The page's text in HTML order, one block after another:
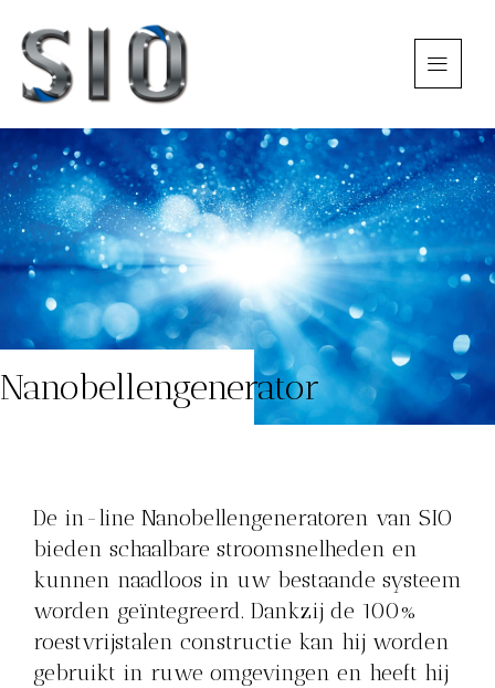
Nanobellengenerator
De in-line Nanobellengeneratoren van SIO
bieden schaalbare stroomsnelheden en
kunnen naadloos in uw bestaande systeem
worden geïntegreerd. Dankzij de 100%
roestvrijstalen constructie kan hij worden
gebruikt in ruwe omgevingen en heeft hij